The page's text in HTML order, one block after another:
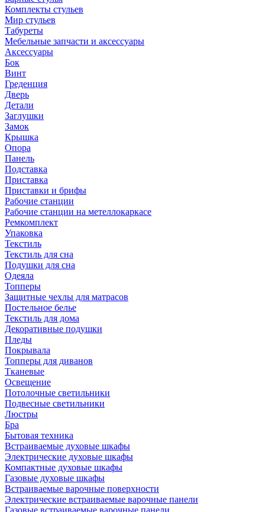
Комплекты стульев
Мир стульев
Табуреты
Мебельные запчасти и аксессуары
Аксессуары
Бок
Винт
Греденция
Дверь
Детали
Заглушки
Замок
Крышка
Опора
Панель
Подставка
Приставка
Приставки и брифы
Рабочие станции
Рабочие станции на метеллокаркасе
Ремкомплект
Упаковка
Текстиль
Текстиль для сна
Подушки для сна
Одеяла
Топперы
Защитные чехлы для матрасов
Постельное белье
Текстиль для дома
Декоративные подушки
Пледы
Покрывала
Топперы для диванов
Тканевые
Освещение
Потолочные светильники
Подвесные светильники
Люстры
Бра
Бытовая техника
Встраиваемые духовые шкафы
Электрические духовые шкафы
Компактные духовые шкафы
Газовые духовые шкафы
Встраиваемые варочные поверхности
Электрические встраиваемые варочные панели
Газовые встраиваемые варочные панели